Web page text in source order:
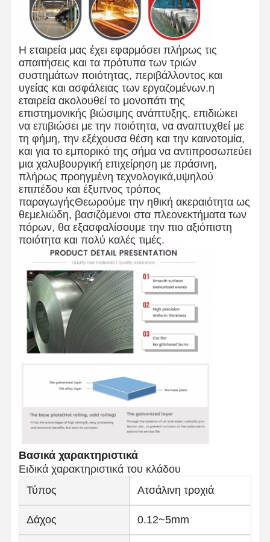
Η εταιρεία μας έχει εφαρμόσει πλήρως τις
απαιτήσεις και τα πρότυπα των τριών
συστημάτων ποιότητας, περιβάλλοντος και
υγείας και ασφάλειας των εργαζομένων.η
εταιρεία ακολουθεί το μονοπάτι της
επιστημονικής βιώσιμης ανάπτυξης, επιδιώκει
να επιβιώσει με την ποιότητα, να αναπτυχθεί με
τη φήμη, την εξέχουσα θέση και την καινοτομία,
και για το εμπορικό της σήμα να αντιπροσωπεύει
μια χαλυβουργική επιχείρηση με πράσινη,
πλήρως προηγμένη τεχνολογικά,υψηλού
επιπέδου και έξυπνος τρόπος
παραγωγήςΘεωρούμε την ηθική ακεραιότητα ως
θεμελιώδη, βασιζόμενοι στα πλεονεκτήματα των
πόρων, θα εξασφαλίσουμε την πιο αξιόπιστη
ποιότητα και πολύ καλές τιμές.
Βασικά χαρακτηριστικά
Ειδικά χαρακτηριστικά του κλάδου
Τύπος
Ατσάλινη τροχιά
Δάχος 0.12~5mm